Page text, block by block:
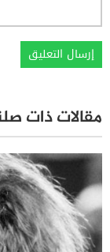
مقالات ذات